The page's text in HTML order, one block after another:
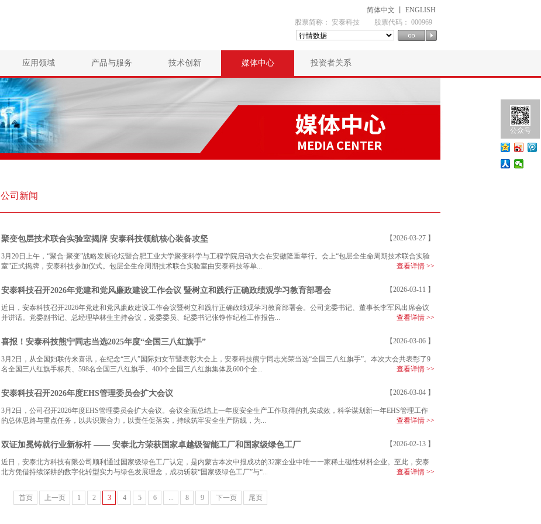
简体中文
ENGLISH
股票简称： 安泰科技
股票代码： 000969
应用领域 产品与服务 技术创新 媒体中心 投资者关系
公众号
公司新闻
聚变包层技术联合实验室揭牌 安泰科技领航核心装备攻坚 【2026-03-27 】
3月20日上午，“聚合·聚变”战略发展论坛暨合肥工业大学聚变科学与工程学院启动大会在安徽隆重举行。会上“包层全生命周期技术联合实验
室”正式揭牌，安泰科技参加仪式。包层全生命周期技术联合实验室由安泰科技等单...
查看详情 >>
安泰科技召开2026年党建和党风廉政建设工作会议 暨树立和践行正确政绩观学习教育部署会 【2026-03-11 】
近日，安泰科技召开2026年党建和党风廉政建设工作会议暨树立和践行正确政绩观学习教育部署会。公司党委书记、董事长李军风出席会议
并讲话。党委副书记、总经理毕林生主持会议，党委委员、纪委书记张铮作纪检工作报告...
查看详情 >>
喜报！安泰科技熊宁同志当选2025年度“全国三八红旗手” 【2026-03-06 】
3月2日，从全国妇联传来喜讯，在纪念“三八”国际妇女节暨表彰大会上，安泰科技熊宁同志光荣当选“全国三八红旗手”。本次大会共表彰了9
名全国三八红旗手标兵、598名全国三八红旗手、400个全国三八红旗集体及600个全...
查看详情 >>
安泰科技召开2026年度EHS管理委员会扩大会议 【2026-03-04 】
3月2日，公司召开2026年度EHS管理委员会扩大会议。会议全面总结上一年度安全生产工作取得的扎实成效，科学谋划新一年EHS管理工作
的总体思路与重点任务，以共识聚合力，以责任促落实，持续筑牢安全生产防线，为...
查看详情 >>
双证加冕铸就行业新标杆 —— 安泰北方荣获国家卓越级智能工厂和国家级绿色工厂 【2026-02-13 】
近日，安泰北方科技有限公司顺利通过国家级绿色工厂认定，是内蒙古本次申报成功的32家企业中唯一一家稀土磁性材料企业。至此，安泰
北方凭借持续深耕的数字化转型实力与绿色发展理念，成功斩获“国家级绿色工厂”与“...
查看详情 >>
首页 上一页 1 2 3 4 5 6 ... 8 9 下一页 尾页